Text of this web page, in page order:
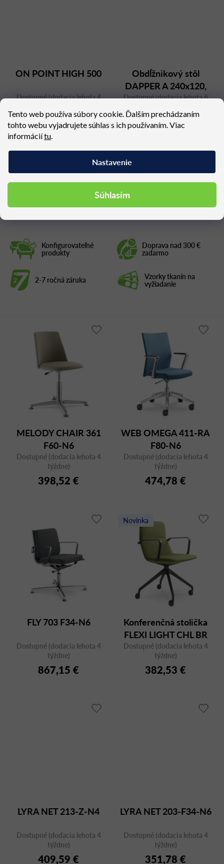
Tento web používa súbory cookie. Ďalším prechádzaním
tohto webu vyjadrujete súhlas s ich používaním. Viac
informáciítu
Nastavenie
Súhlasím
Konfigurovateľné
produkty
Doprava nad 300 €
zadarmo
2-7 ročná záruka Vzorky tkanín na
vyžiadanie
ON POINT HIGH 500
Dostupné (dodacia lehota 4
4 720,74 €
Obdĺžnikový stôl
DAPPER A 240x120,
orech
Dostupné (dodacia lehota 6
3 414,48 €
Podobné produkty
MELODY CHAIR 361
F60-N6
Dostupné (dodacia lehota 4
týždne)
398,52 €
WEB OMEGA 411-RA
F80-N6
Dostupné (dodacia lehota 4
týždne)
474,78 €
FLY 703 F34-N6
Dostupné (dodacia lehota 4
týždne)
867,15 €
Novinka
Konferenčná stolička
FLEXI LIGHT CHL BR
F95-BL
Dostupné (dodacia lehota 4
týždne)
382,53 €
LYRA NET 213-Z-N4
Dostupné (dodacia lehota 4
týždne)
409,59 €
LYRA NET 203-F34-N6
Dostupné (dodacia lehota 4
týždne)
351,78 €